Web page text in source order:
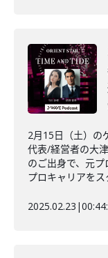
2月15日（土）の
代表/経営者の大
のご出身で、元
プロキャリアを
2025.02.23 |